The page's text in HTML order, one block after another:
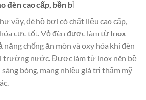
đèn cao cấp, bền bỉ
vậy, đè hồ bơi có chất liệu cao cấp,
cực tốt. Vỏ đèn được làm từ Inox
năng chống ăn mòn và oxy hóa khi đèn
trường nước. Được làm từ inox nên bề
bóng, mang nhiều giá trị thẩm mỹ